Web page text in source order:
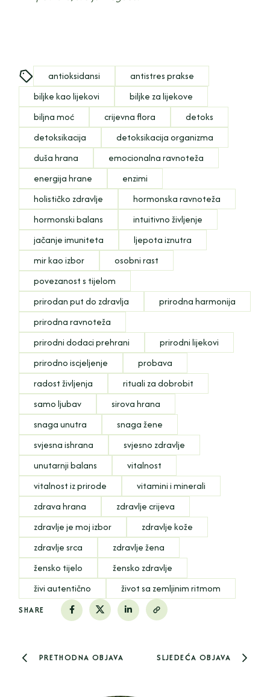
antioksidansi
antistres prakse
biljke kao lijekovi
biljke za lijekove
biljna moć
crijevna flora
detoks
detoksikacija
detoksikacija organizma
duša hrana
emocionalna ravnoteža
energija hrane
enzimi
holističko zdravlje
hormonska ravnoteža
hormonski balans
intuitivno življenje
jačanje imuniteta
ljepota iznutra
mir kao izbor
osobni rast
povezanost s tijelom
prirodan put do zdravlja
prirodna harmonija
prirodna ravnoteža
prirodni dodaci prehrani
prirodni lijekovi
prirodno iscjeljenje
probava
radost življenja
rituali za dobrobit
samo ljubav
sirova hrana
snaga unutra
snaga žene
svjesna ishrana
svjesno zdravlje
unutarnji balans
vitalnost
vitalnost iz prirode
vitamini i minerali
zdrava hrana
zdravlje crijeva
zdravlje je moj izbor
zdravlje kože
zdravlje srca
zdravlje žena
žensko tijelo
žensko zdravlje
živi autentično
život sa zemljinim ritmom
SHARE
PRETHODNA OBJAVA SLJEDEĆA OBJAVA